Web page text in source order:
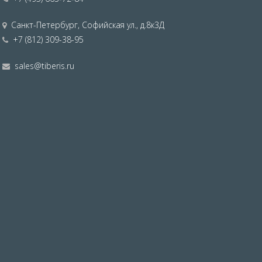
Санкт-Петербург, Софийская ул., д.8к3Д
+7 (812) 309-38-95
sales@tiberis.ru